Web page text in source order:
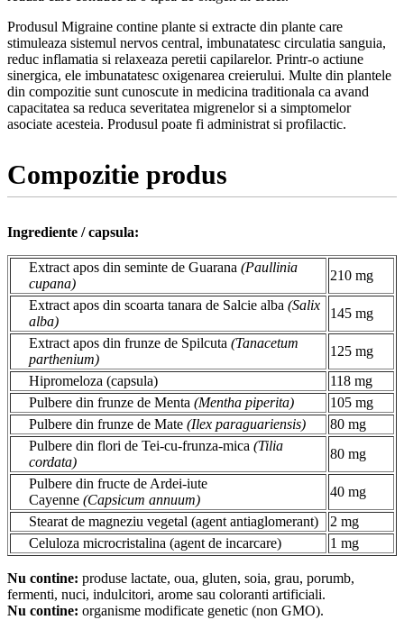
Produsul Migraine contine plante si extracte din plante care
stimuleaza sistemul nervos central, imbunatatesc circulatia sanguia,
reduc inflamatia si relaxeaza peretii capilarelor. Printr-o actiune
sinergica, ele imbunatatesc oxigenarea creierului. Multe din plantele
din compozitie sunt cunoscute in medicina traditionala ca avand
capacitatea sa reduca severitatea migrenelor si a simptomelor
asociate acesteia. Produsul poate fi administrat si profilactic.
Compozitie produs
Ingrediente / capsula:
Extract apos din seminte de Guarana (Paullinia
cupana)
210 mg
Extract apos din scoarta tanara de Salcie alba (Salix
alba)
145 mg
Extract apos din frunze de Spilcuta (Tanacetum
parthenium)
125 mg
Hipromeloza (capsula)
118 mg
Pulbere din frunze de Menta (Mentha piperita)
105 mg
Pulbere din frunze de Mate (Ilex paraguariensis)
80 mg
Pulbere din flori de Tei-cu-frunza-mica (Tilia
cordata)
80 mg
Pulbere din fructe de Ardei-iute
Cayenne (Capsicum annuum)
40 mg
Stearat de magneziu vegetal (agent antiaglomerant)
2 mg
Celuloza microcristalina (agent de incarcare)
1 mg
Nu contine: produse lactate, oua, gluten, soia, grau, porumb,
fermenti, nuci, indulcitori, arome sau coloranti artificiali.
Nu contine: organisme modificate genetic (non GMO).